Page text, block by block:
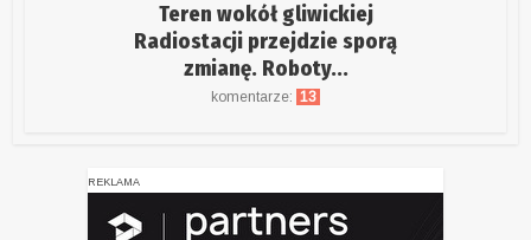
Teren wokół gliwickiej
Radiostacji przejdzie sporą
zmianę. Roboty...
komentarze: 13
REKLAMA